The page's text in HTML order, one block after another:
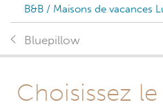
B&B / Maisons de vacances
Bluepillow
Choisissez